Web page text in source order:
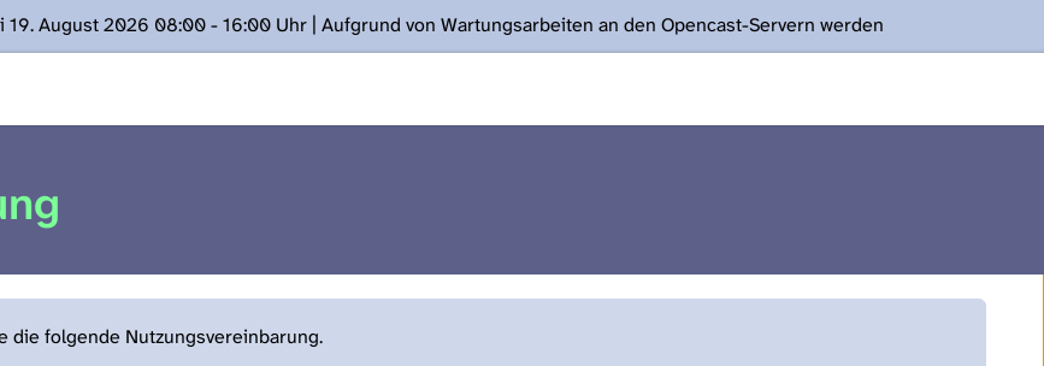
19. August 2026 08:00 - 16:00 Uhr | Aufgrund von Wartungsarbeiten an den Opencast-Servern werden
Kontakt: www.podcast.unibe.ch
die folgende Nutzungsvereinbarung.